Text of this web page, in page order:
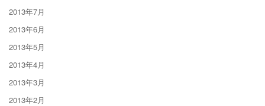
2013年7月
2013年6月
2013年5月
2013年4月
2013年3月
2013年2月